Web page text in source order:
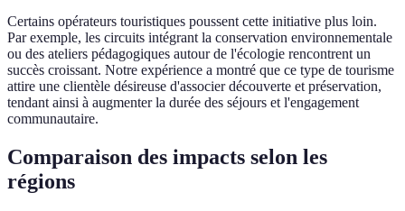
Certains opérateurs touristiques poussent cette initiative plus loin.
Par exemple, les circuits intégrant la conservation environnementale
ou des ateliers pédagogiques autour de l'écologie rencontrent un
succès croissant. Notre expérience a montré que ce type de tourisme
attire une clientèle désireuse d'associer découverte et préservation,
tendant ainsi à augmenter la durée des séjours et l'engagement
communautaire.
Comparaison des impacts selon les
régions